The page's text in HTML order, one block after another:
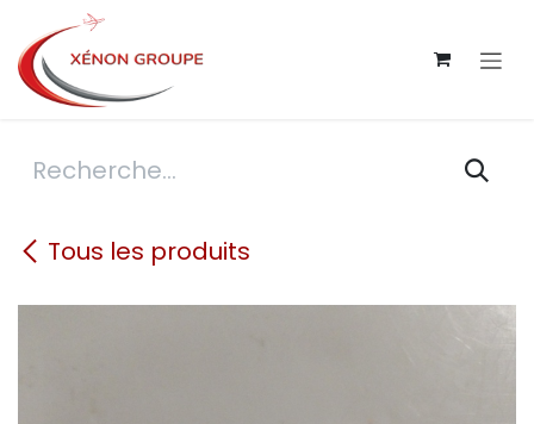
Se rendre au contenu
Tous les produits